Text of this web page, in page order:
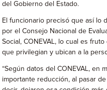
del Gobierno del Estado.
El funcionario precisó que así lo
por el Consejo Nacional de
Social, CONEVAL, lo cual es
que privilegian y ubican a la
“Según datos del CONEVAL, en
importante reducción, al pasar